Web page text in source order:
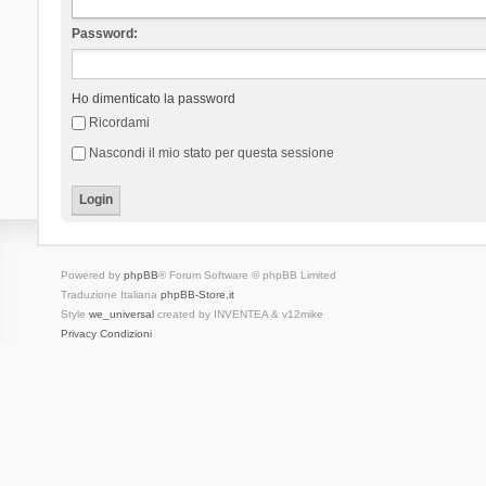
Password:
Ho dimenticato la password
Ricordami
Nascondi il mio stato per questa sessione
Powered by phpBB® Forum Software © phpBB Limited
Traduzione Italiana phpBB-Store.it
Style we_universalcreated by INVENTEA & v12mike
Privacy Condizioni